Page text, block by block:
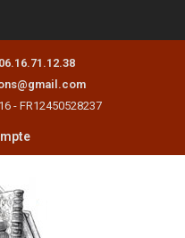
- FR12450528237